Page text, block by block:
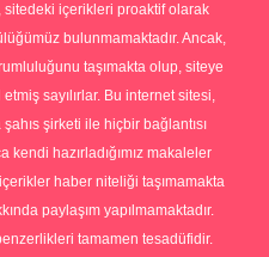
sitedeki içerikleri proaktif olarak
bulunmamaktadır. Ancak,
taşımakta olup, siteye
sayılırlar. Bu internet sitesi,
şirketi ile hiçbir bağlantısı
kendi hazırladığımız makaleler
haber niteliği taşımamakta
paylaşım yapılmamaktadır.
tamamen tesadüfidir.